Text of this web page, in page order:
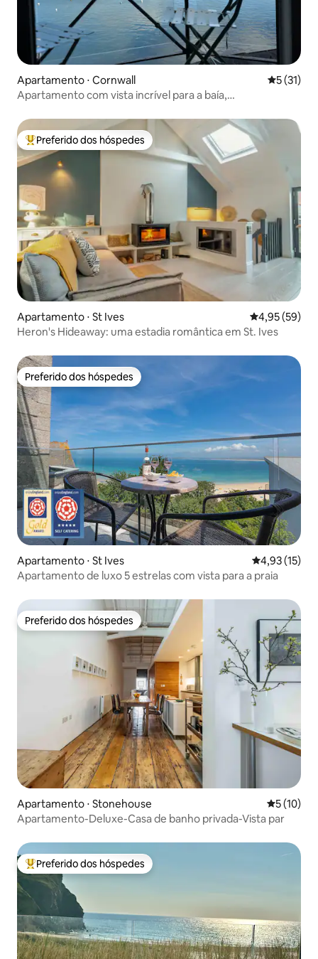
Apartamento ⋅ Cornwall 5 de uma
5 (31)
Apartamento com vista incrível para a baía,
Entre os melhores preferidos dos hóspedes
Preferido dos hóspedes
Apartamento ⋅ St Ives 4,95 de uma
4,95 (59)
Heron's Hideaway: uma estadia romântica em St. Ives
Preferido dos hóspedes
Preferido dos hóspedes
Apartamento ⋅ St Ives 4,93 de uma
4,93 (15)
Apartamento de luxo 5 estrelas com vista para a praia
Preferido dos hóspedes
Preferido dos hóspedes
Apartamento ⋅ Stonehouse 5 de uma
5 (10)
Apartamento-Deluxe-Casa de banho privada-Vista par
Entre os melhores preferidos dos hóspedes
Preferido dos hóspedes